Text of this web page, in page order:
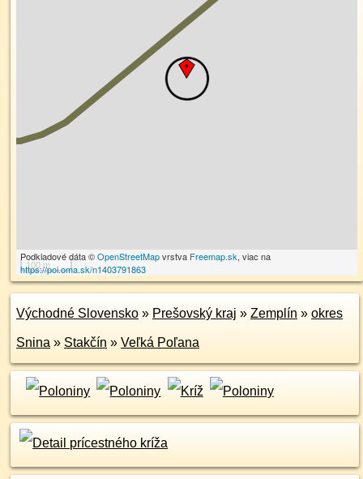
100 m
Podkladové dáta ©OpenStreetMapvrstva Freemap.sk, viac na
https://poi.oma.sk/n1403791863
Východné Slovensko » Prešovský kraj » Zemplín » okres
Snina » Stakčín » Veľká Poľana